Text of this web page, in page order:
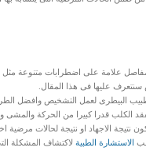
علامة على اضطرابات متنوعة مثل
عليها فى هذا المقال.
البيطرى لعمل التشخيص وافضل
الكلب قدرا كبيرا من الحركة والمشى
نتيجة الاجهاد او نتيجة لحالات مرضية
الاستشارة الطبية لاكتشاف المشكلة